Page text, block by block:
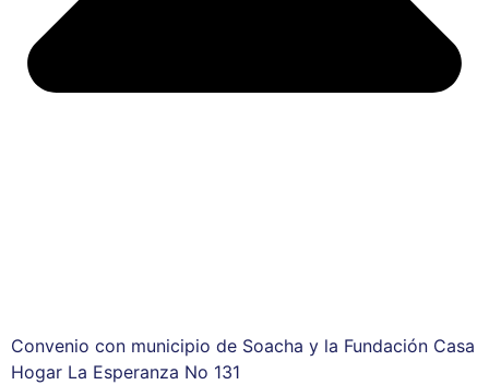
Convenio con municipio de Soacha y la Fundación Casa
Hogar La Esperanza No 131